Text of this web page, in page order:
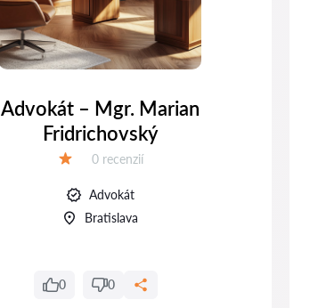
Advokát – Mgr. Marian
Fridrichovský
Recenzií:
0 recenzií
Advokát
Bratislava
0 0